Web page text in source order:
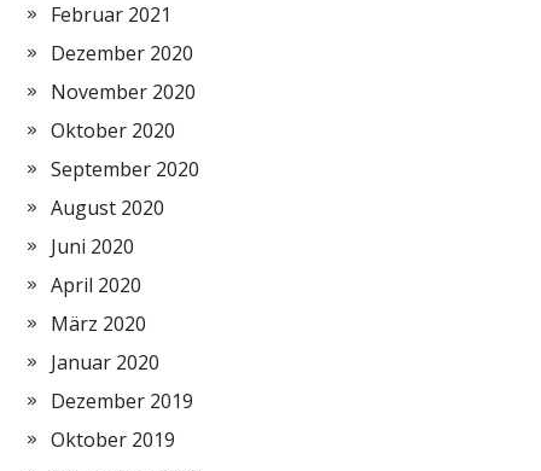
Februar 2021
Dezember 2020
November 2020
Oktober 2020
September 2020
August 2020
Juni 2020
April 2020
März 2020
Januar 2020
Dezember 2019
Oktober 2019